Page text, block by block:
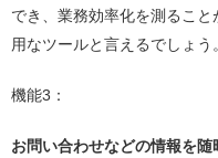
でき、業務効率化を測るこ
用なツールと言えるでしょう。
機能3：
お問い合わせなどの情報を随